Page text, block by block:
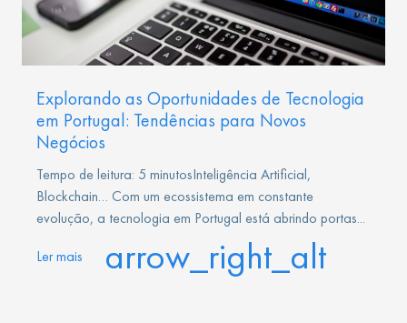
Explorando as Oportunidades de Tecnologia
em Portugal: Tendências para Novos
Negócios
Tempo de leitura: 5 minutosInteligência Artificial,
Blockchain… Com um ecossistema em constante
evolução, a tecnologia em Portugal está abrindo portas...
Ler mais arrow_right_alt